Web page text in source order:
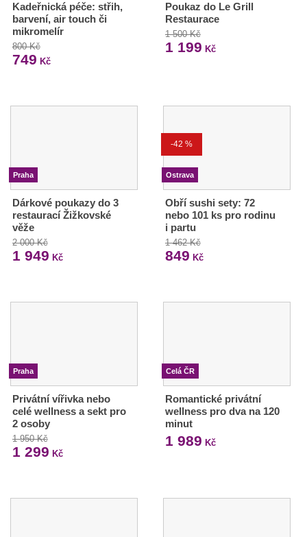
Kadeřnická péče: střih,
barvení, air touch či
mikromelír
800 Kč
749 Kč
Poukaz do Le Grill
Restaurace
1 500 Kč
1 199 Kč
Praha
Dárkové poukazy do 3
restaurací Žižkovské
věže
2 000 Kč
1 949 Kč
-42 %
Ostrava
Obří sushi sety: 72
nebo 101 ks pro rodinu
i partu
1 462 Kč
849 Kč
Praha
Privátní vířivka nebo
celé wellness a sekt pro
2 osoby
1 950 Kč
1 299 Kč
Celá ČR
Romantické privátní
wellness pro dva na 120
minut
1 989 Kč